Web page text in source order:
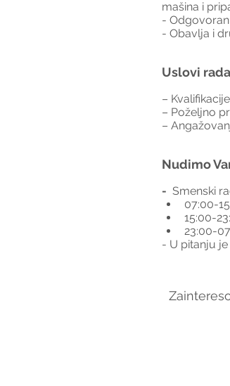
mašina i
-
- Obavlja i
Uslovi
–
– Poželjno
–
Nudimo
-
Smenski
07:00-
15:00-
23:00-
- U pitanju